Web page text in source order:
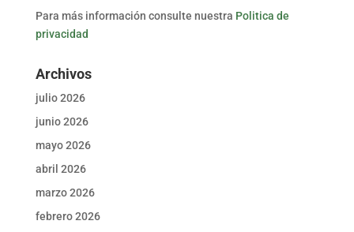
Para más información consulte nuestra Politica de
privacidad
Archivos
julio 2026
junio 2026
mayo 2026
abril 2026
marzo 2026
febrero 2026